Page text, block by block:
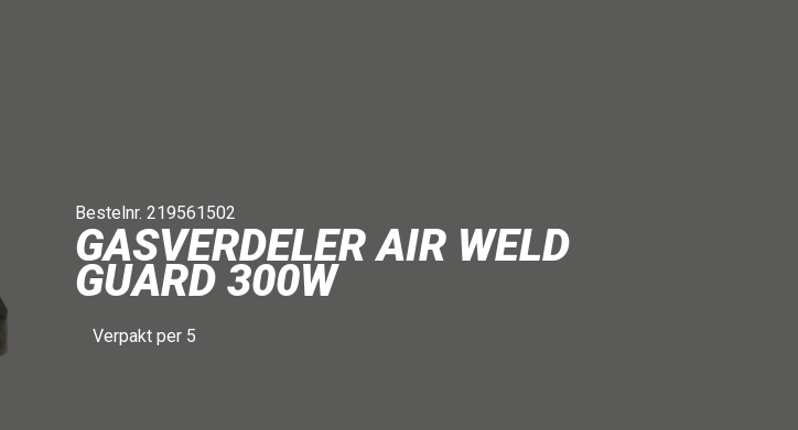
Bestelnr. 219561502
GASVERDELER AIR WELD
GUARD 300W
Verpakt per 5